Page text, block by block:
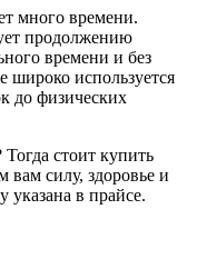
много времени.
продолжению
времени и без
широко используется
до физических
стоит купить
силу, здоровье и
указана в прайсе.